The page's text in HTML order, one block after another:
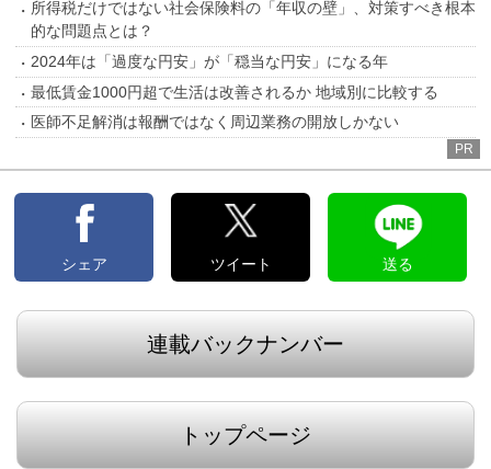
所得税だけではない社会保険料の「年収の壁」、対策すべき根本
的な問題点とは？
2024年は「過度な円安」が「穏当な円安」になる年
最低賃金1000円超で生活は改善されるか 地域別に比較する
医師不足解消は報酬ではなく周辺業務の開放しかない
PR
シェア ツイート 送る
連載バックナンバー
トップページ